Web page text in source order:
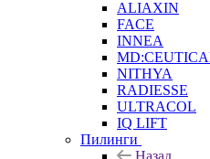
ALIAXIN
FACE
INNEA
NITHYA
RADIESSE
ULTRACOL
IQ LIFT
Пилинги
Назад